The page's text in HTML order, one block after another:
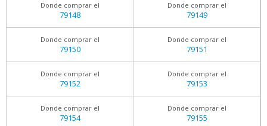
Donde comprar el
79148
Donde comprar el
79149
Donde comprar el
79150
Donde comprar el
79151
Donde comprar el
79152
Donde comprar el
79153
Donde comprar el
79154
Donde comprar el
79155